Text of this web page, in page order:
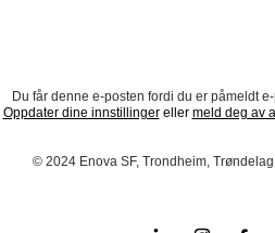
Du får denne e-posten fordi du er påmeldt
Oppdater dine innstillingereller meld deg av
© 2024 Enova SF, Trondheim,